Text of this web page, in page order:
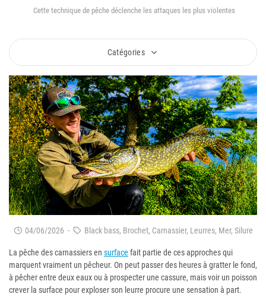
Cette technique de pêche déclenche les attaques les plus violentes
Catégories
04/06/2026 - Black bass, Brochet, Carnassier, Leurres, Mer, Silure
La pêche des carnassiers en surface fait partie de ces approches qui
marquent vraiment un pêcheur. On peut passer des heures à gratter le fond,
à pêcher entre deux eaux ou à prospecter une cassure, mais voir un poisson
crever la surface pour exploser son leurre procure une sensation à part.